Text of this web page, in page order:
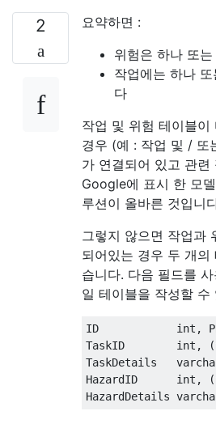
2
요약하면 :
위험은 하나 또
작업에는 하나
다
작업 및 위험 테이블이
경우 (예 : 작업 및 / 또
가 연결되어 있고 관련
Google에 표시 한 모
루션이 올바른 것입니
그렇지 않으면 작업과
되어있는 경우 두 개
습니다. 다음 필드를
일 테이블을 작성할 수
ID            int ,
TaskID        int , (
TaskDetails
HazardID      int , (
HazardDetails